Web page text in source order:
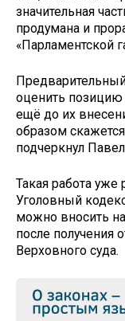
значительная
продумана и
«Парламентской
оценить
ещё до их
образом
подчеркнул
Такая работа уже
Уголовный
можно вносить
после получения
Верховного суда.